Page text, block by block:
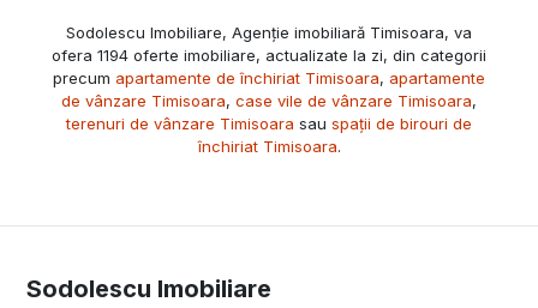
Sodolescu Imobiliare, Agenție imobiliară Timisoara, va
ofera 1194 oferte imobiliare, actualizate la zi, din categorii
precum apartamente de închiriat Timisoara, apartamente
de vânzare Timisoara, case vile de vânzare Timisoara,
terenuri de vânzare Timisoara sau spații de birouri de
închiriat Timisoara.
Sodolescu Imobiliare